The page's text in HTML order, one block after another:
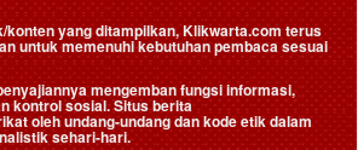
konten yang ditampilkan, Klikwarta.com terus
untuk memenuhi kebutuhan pembaca sesuai
mengemban fungsi informasi,
kontrol sosial. Situs berita
oleh undang-undang dan kode etik dalam
sehari-hari.